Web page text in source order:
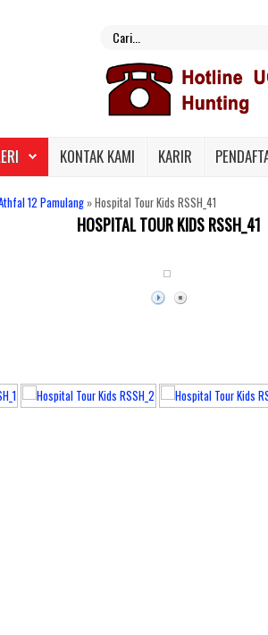
KONTAK KAMI KARIR
12 Pamulang » Hospital Tour Kids RSSH_41
HOSPITAL TOUR KIDS RSSH_41